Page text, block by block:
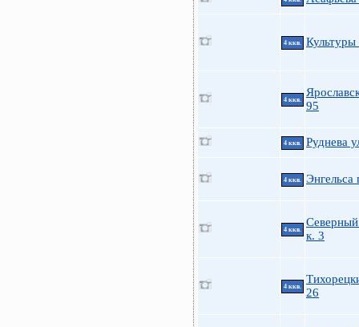
4 ккв.
4 ккв.
95
4 ккв. Руднева
4 ккв. Энгельса
4 ккв.
к. 3
4 ккв.
26